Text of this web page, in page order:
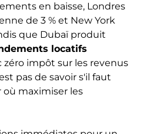
en baisse, Londres
de 3 % et New York
que Dubaï produit
locatifs
zéro impôt sur les revenus
pas de savoir s'il faut
où maximiser les